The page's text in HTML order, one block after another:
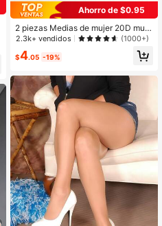
Ahorro de $0.95
2 piezas Medias de mujer 20D multi
color, sexy y sencillas, cómodas
2.3k+ vendidos (1000+)
$4.05 -19%